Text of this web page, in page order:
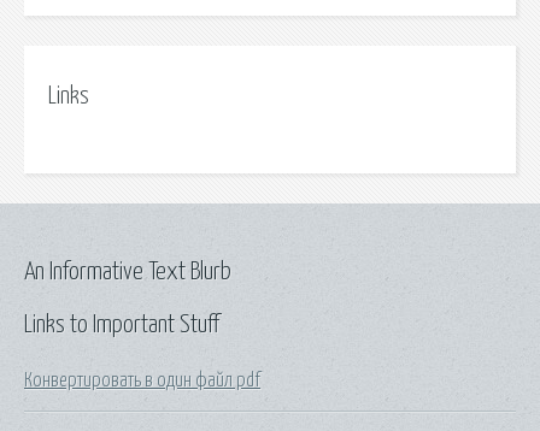
Links
Links to Important Stuff
Конвертировать в один файл pdf
An Informative Text Blurb